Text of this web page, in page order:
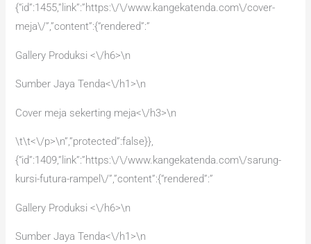
{“id”:1455,”link”:”https:\/\/www.kangekatenda.com\/cover-
meja\/”,”content”:{“rendered”:”
Gallery Produksi <\/h6>\n
Sumber Jaya Tenda<\/h1>\n
Cover meja sekerting meja<\/h3>\n
\t\t<\/p>\n”,”protected”:false}},
{“id”:1409,”link”:”https:\/\/www.kangekatenda.com\/sarung-
kursi-futura-rampel\/”,”content”:{“rendered”:”
Gallery Produksi <\/h6>\n
Sumber Jaya Tenda<\/h1>\n